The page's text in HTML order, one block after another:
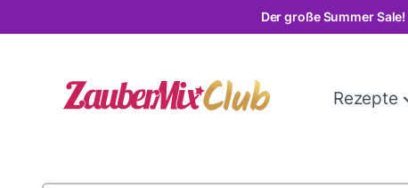
zum
Der große Summer Sale!
Rezepte